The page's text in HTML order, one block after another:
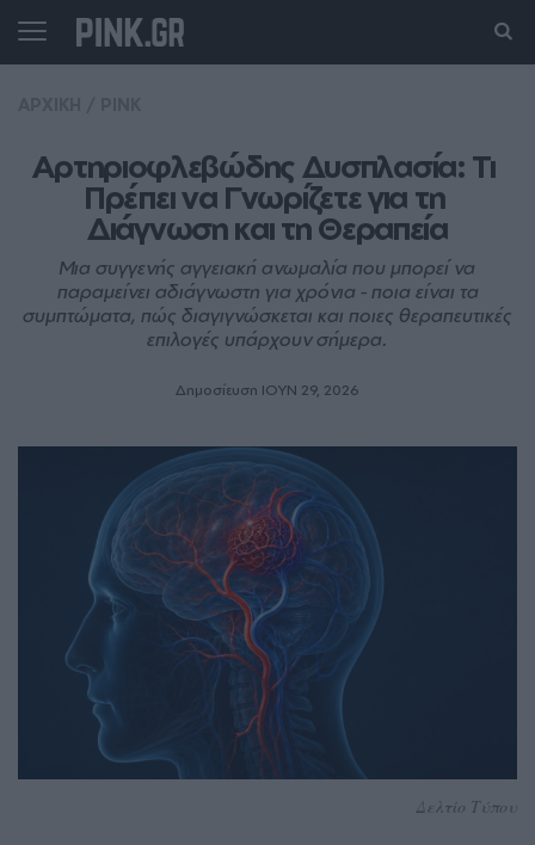
Αρτηριοφλεβώδης Δυσπλασία: Τι
Πρέπει να Γνωρίζετε για τη
Διάγνωση και τη Θεραπεία
Μια συγγενής αγγειακή ανωμαλία που μπορεί να
παραμείνει αδιάγνωστη για χρόνια - ποια είναι τα
συμπτώματα, πώς διαγιγνώσκεται και ποιες θεραπευτικές
επιλογές υπάρχουν σήμερα.
Δημοσίευση ΙΟΥΝ 29, 2026
Δελτίο Τύπου